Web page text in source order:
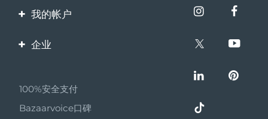
联系我们
保修与退换货
我的帐户
产品注册
企业
伙伴计划
联盟新闻
100%安全支付
Bazaarvoice口碑